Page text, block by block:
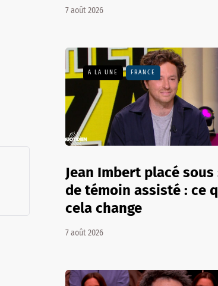
7 août 2026
A LA UNE FRANCE
Jean Imbert placé
de témoin assisté : ce
cela change
7 août 2026